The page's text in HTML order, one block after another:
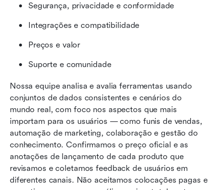
Segurança, privacidade e conformidade
Integrações e compatibilidade
Preços e valor
Suporte e comunidade
Nossa equipe analisa e avalia ferramentas usando
conjuntos de dados consistentes e cenários do
mundo real, com foco nos aspectos que mais
importam para os usuários — como funis de vendas,
automação de marketing, colaboração e gestão do
conhecimento. Confirmamos o preço oficial e as
anotações de lançamento de cada produto que
revisamos e coletamos feedback de usuários em
diferentes canais. Não aceitamos colocações pagas e